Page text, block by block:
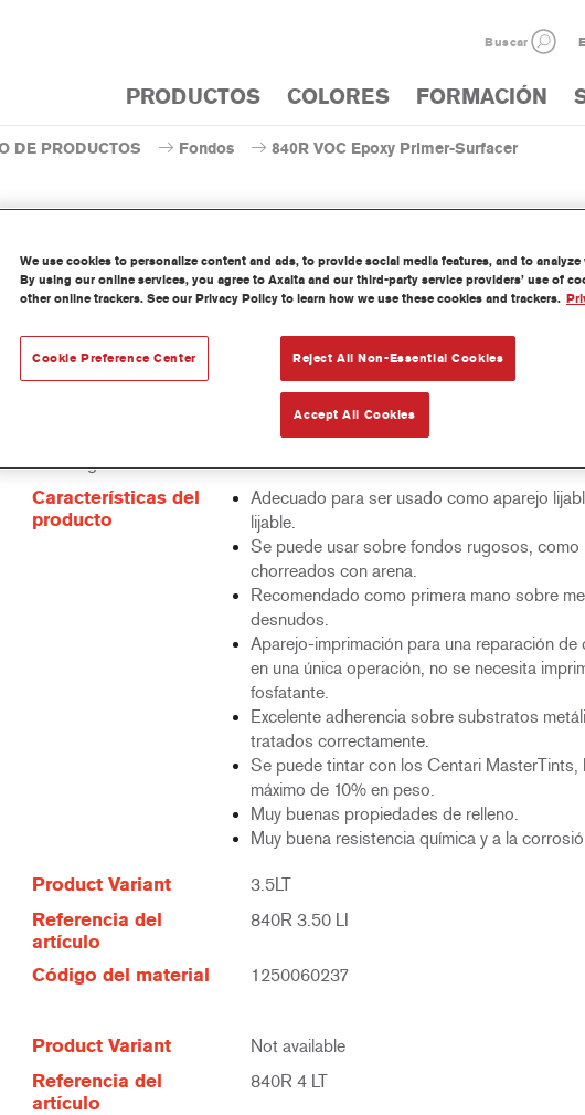
Buscar
PRODUCTOS COLORES FORMACIÓN
DE PRODUCTOS Fondos 840R VOC Epoxy Primer-Surfacer
840R VOC Epoxy
VOC Epoxy Primer-Surfacer 840R Off White es un aparejo-imprimación 2K
a base de epoxi, libre de cromatos de zinc, que cumple la legislación VOC.
una extraordinaria adherencia y resistencia a la corrosión, y cumple los
homologación de ciertos fabricantes de automóviles.
Características del
producto
Adecuado para ser usado como aparejo
lijable.
Se puede usar sobre fondos rugosos, como
chorreados con arena.
Recomendado como primera mano sobre
desnudos.
Aparejo-imprimación para una reparación de
en una única operación, no se necesita
fosfatante.
Excelente adherencia sobre substratos
tratados correctamente.
Se puede tintar con los Centari MasterTints,
máximo de 10% en peso.
Muy buenas propiedades de relleno.
Muy buena resistencia química y a la
Product Variant 3.5LT
Referencia del
artículo
840R 3.50 LI
Código del material 1250060237
Product Variant Not available
Referencia del
artículo
840R 4 LT
We use cookies to personalize content and ads, to provide social media features, and to
By using our online services, you agree to Axalta and our third-party service providers’ use of
other online trackers. See our Privacy Policy to learn how we use these cookies and trackers.
Reject All Non-Essential Cookies
Accept All Cookies
Cookie Preference Center